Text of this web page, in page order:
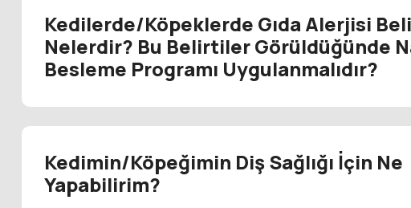
Kedilerde/Köpeklerde Gıda Alerjisi
Nelerdir? Bu Belirtiler Görüldüğünde
Besleme Programı Uygulanmalıdır?
Kedimin/Köpeğimin Diş Sağlığı İçin Ne
Yapabilirim?